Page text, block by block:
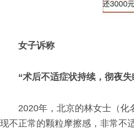
女子诉称
“术后不适症状持续，彻夜失
2020年，北京的林女士（化
现不正常的颗粒摩擦感，非常不